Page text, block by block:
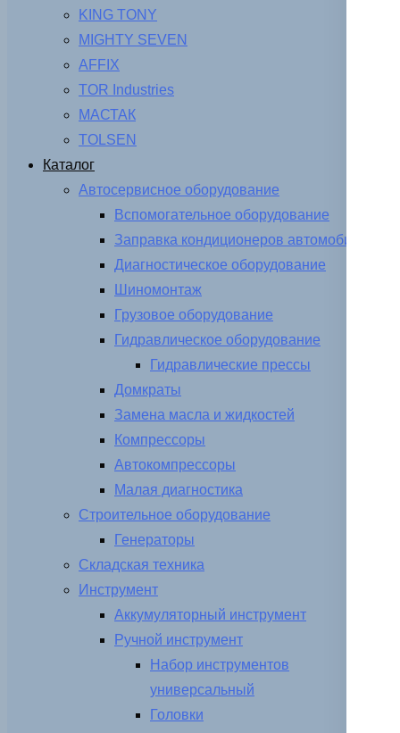
KING TONY
MIGHTY SEVEN
AFFIX
TOR Industries
МАСТАК
TOLSEN
Каталог
Автосервисное оборудование
Вспомогательное оборудование
Заправка кондиционеров автомобиля
Диагностическое оборудование
Шиномонтаж
Грузовое оборудование
Гидравлическое оборудование
Гидравлические прессы
Домкраты
Замена масла и жидкостей
Компрессоры
Автокомпрессоры
Малая диагностика
Строительное оборудование
Генераторы
Складская техника
Инструмент
Аккумуляторный инструмент
Ручной инструмент
Набор инструментов
универсальный
Головки